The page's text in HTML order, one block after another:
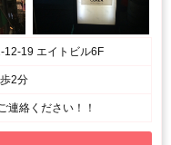
12-19 エイトビル6F
2分
絡ください！！